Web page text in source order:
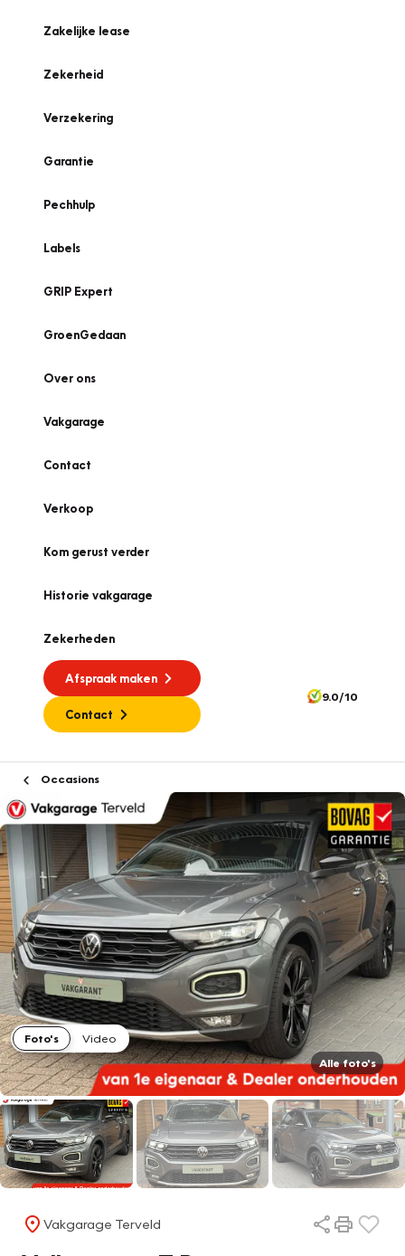
Zakelijke lease
Zekerheid
Verzekering
Garantie
Pechhulp
Labels
GRIP Expert
GroenGedaan
Over ons
Vakgarage
Contact
Verkoop
Kom gerust verder
Historie vakgarage
Zekerheden
Afspraak maken
Contact
9.0/10
Occasions
Foto's
Video
Alle foto's
Vakgarage Terveld